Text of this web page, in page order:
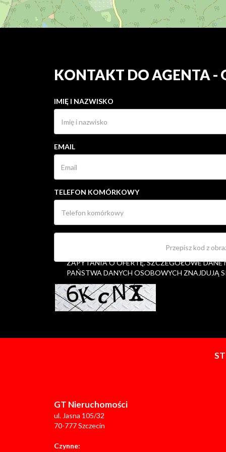
KONTAKT DO AGENTA -
IMIĘ I NAZWISKO
EMAIL
TELEFON KOMÓRKOWY
OSOBOWYCH W CELU UDZIELENIA MI
ZAPYTANIA O OFERTĘ. SZCZEGÓŁOWE
PAŃSTWA DANYCH OSOBOWYCH ZNAJDUJĄ
GT Nieruchomości
ul. Jasna 105/32
70-777 Szczecin
Czynne: